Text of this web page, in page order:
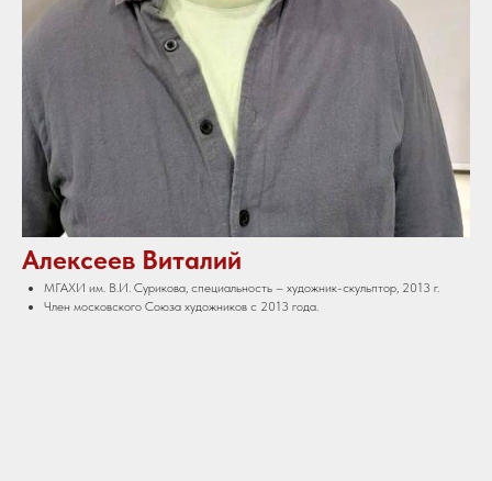
Алексеев Виталий
МГАХИ им. В.И. Сурикова, специальность – художник-скульптор, 2013 г.
Член московского Союза художников с 2013 года.